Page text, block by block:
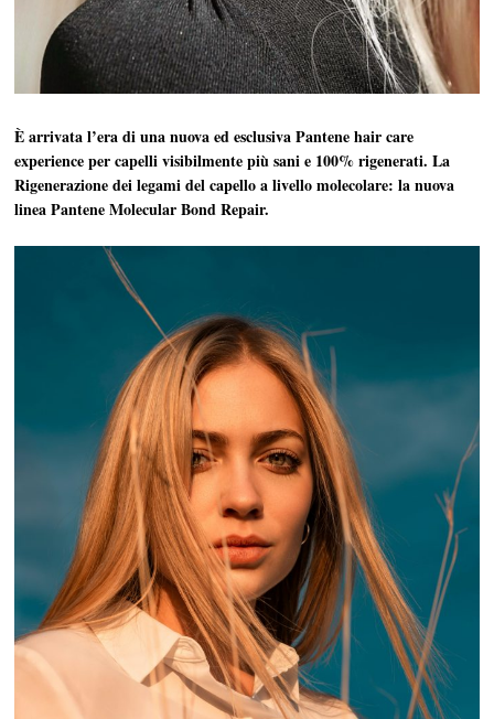
È arrivata l’era di una nuova ed esclusiva Pantene hair care
experience per capelli visibilmente più sani e 100% rigenerati. La
Rigenerazione dei legami del capello a livello molecolare: la nuova
linea Pantene Molecular Bond Repair.